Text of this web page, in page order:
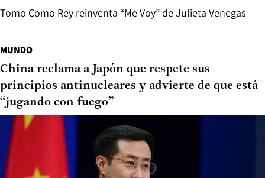
Tomo Como Rey reinventa “Me Voy” de Julieta Venegas
MUNDO
China reclama a Japón que respete sus
principios antinucleares y advierte de que está
“jugando con fuego”